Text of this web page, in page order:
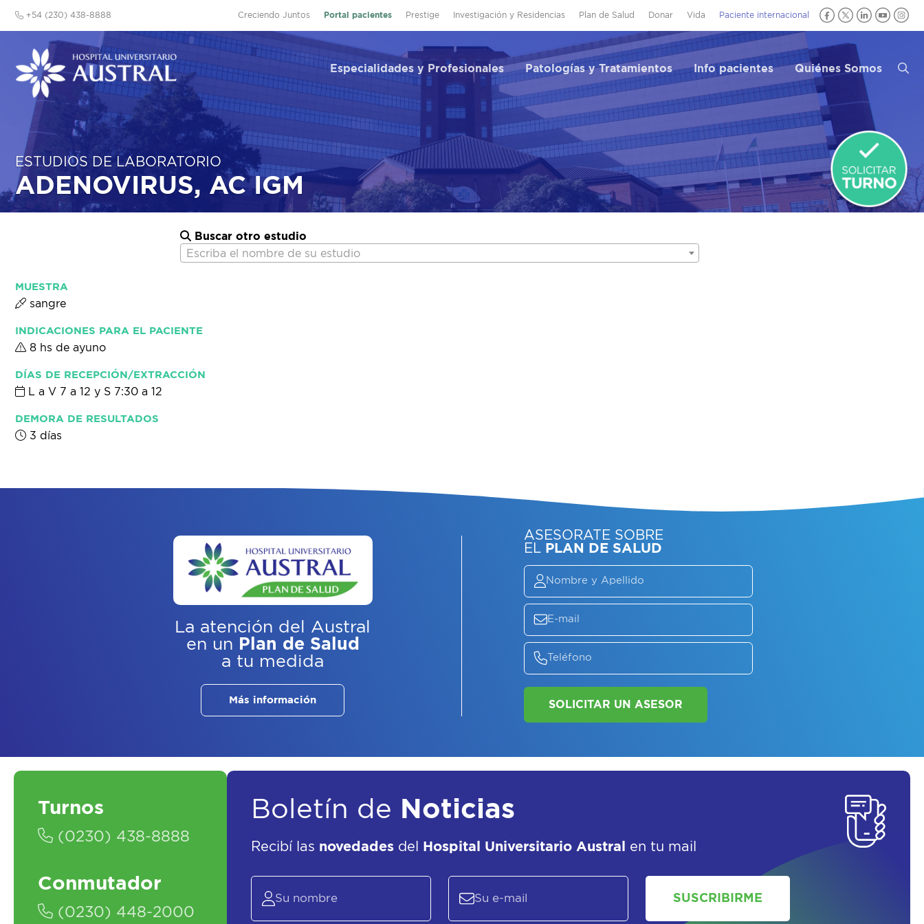
Creciendo Juntos Portal pacientes Prestige Investigación y Residencias Plan de Salud Donar Vida Paciente internacional
+54 (230) 438-8888
Especialidades y Profesionales Patologías y Tratamientos Info pacientes Quiénes Somos
ESTUDIOS DE LABORATORIO
ADENOVIRUS, AC IGM
Buscar otro estudio
Escriba el nombre de su estudio
MUESTRA
sangre
INDICACIONES PARA EL PACIENTE
8 hs de ayuno
DÍAS DE RECEPCIÓN/EXTRACCIÓN
L a V 7 a 12 y S 7:30 a 12
DEMORA DE RESULTADOS
3 días
La atención del Austral
en un Plan de Salud
a tu medida
Más información
ASESORATE SOBRE
ELPLAN DE SALUD
Turnos
(0230) 438-8888
Conmutador
(0230) 448-2000
Boletín de Noticias
Recibí las novedades del Hospital Universitario Austral en tu mail
SUSCRIBIRME